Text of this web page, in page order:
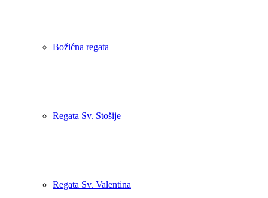
Božićna regata
Regata Sv. Stošije
Regata Sv. Valentina